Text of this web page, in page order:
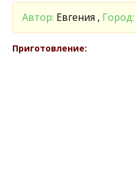
Автор: Евгения , Город:
Приготовление: